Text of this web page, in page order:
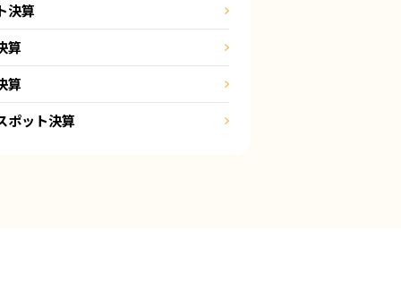
決算
算
算
ポット決算